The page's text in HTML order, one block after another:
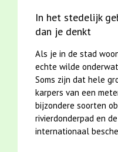
In het stedelijk
dan je denkt
Als je in de stad
echte wilde
Soms zijn dat hele
karpers van een
bijzondere soorten
rivierdonderpad en
internationaal